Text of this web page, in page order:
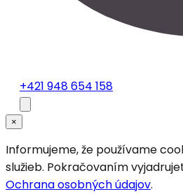
+421 948 654 158
×
Informujeme, že používame
služieb. Pokračovaním
Ochrana osobných údajov.